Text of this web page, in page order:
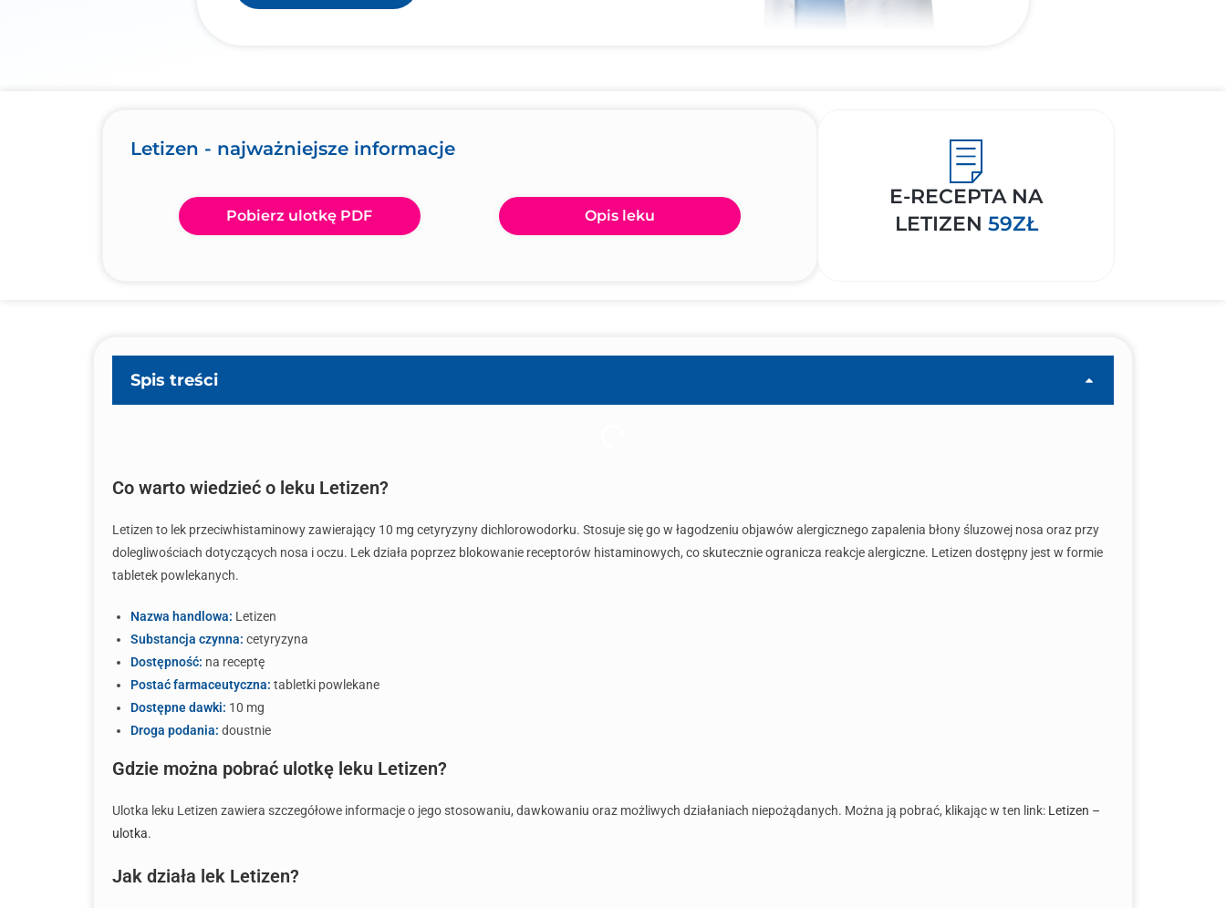
Letizen - najważniejsze informacje
Pobierz ulotkę PDF Opis leku
E-RECEPTA NA
LETIZEN 59ZŁ
Spis treści
Co warto wiedzieć o leku Letizen?
Letizen to lek przeciwhistaminowy zawierający 10 mg cetyryzyny dichlorowodorku. Stosuje się go w łagodzeniu objawów alergicznego zapalenia błony śluzowej nosa oraz przy
dolegliwościach dotyczących nosa i oczu. Lek działa poprzez blokowanie receptorów histaminowych, co skutecznie ogranicza reakcje alergiczne. Letizen dostępny jest w formie
tabletek powlekanych.
Nazwa handlowa: Letizen
Substancja czynna: cetyryzyna
Dostępność: na receptę
Postać farmaceutyczna: tabletki powlekane
Dostępne dawki: 10 mg
Droga podania: doustnie
Gdzie można pobrać ulotkę leku Letizen?
Ulotka leku Letizen zawiera szczegółowe informacje o jego stosowaniu, dawkowaniu oraz możliwych działaniach niepożądanych. Można ją pobrać, klikając w ten link: Letizen –
ulotka.
Jak działa lek Letizen?